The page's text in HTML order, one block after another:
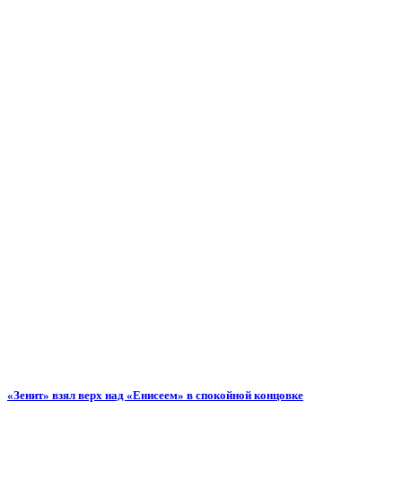
«Зенит» взял верх над «Енисеем» в спокойной концовке